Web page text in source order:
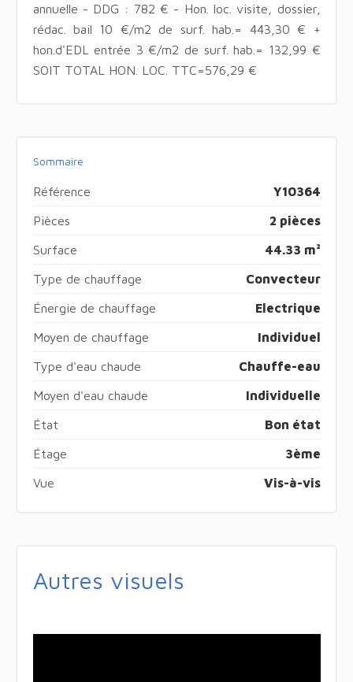
annuelle - DDG : 782 € - Hon. loc. visite, dossier,
rédac. bail 10 €/m2 de surf. hab.= 443,30 € +
hon.d'EDL entrée 3 €/m2 de surf. hab.= 132,99 €
SOIT TOTAL HON. LOC. TTC=576,29 €
Sommaire
Référence Y10364
Pièces 2 pièces
Surface 44.33 m²
Type de chauffage Convecteur
Énergie de chauffage Electrique
Moyen de chauffage Individuel
Type d'eau chaude Chauffe-eau
Moyen d'eau chaude Individuelle
État Bon état
Étage 3ème
Vue Vis-à-vis
Autres visuels